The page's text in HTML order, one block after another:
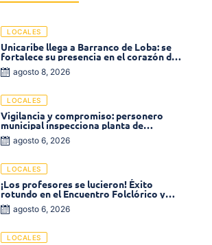
LOCALES
Unicaribe llega a Barranco de Loba: se
fortalece su presencia en el corazón del
departamento de Bolívar
agosto 8, 2026
LOCALES
Vigilancia y compromiso: personero
municipal inspecciona planta de
tratamiento de agua
agosto 6, 2026
LOCALES
¡Los profesores se lucieron! Éxito
rotundo en el Encuentro Folclórico y
Cultural del Magisterio 2026 en Ciénaga
agosto 6, 2026
LOCALES